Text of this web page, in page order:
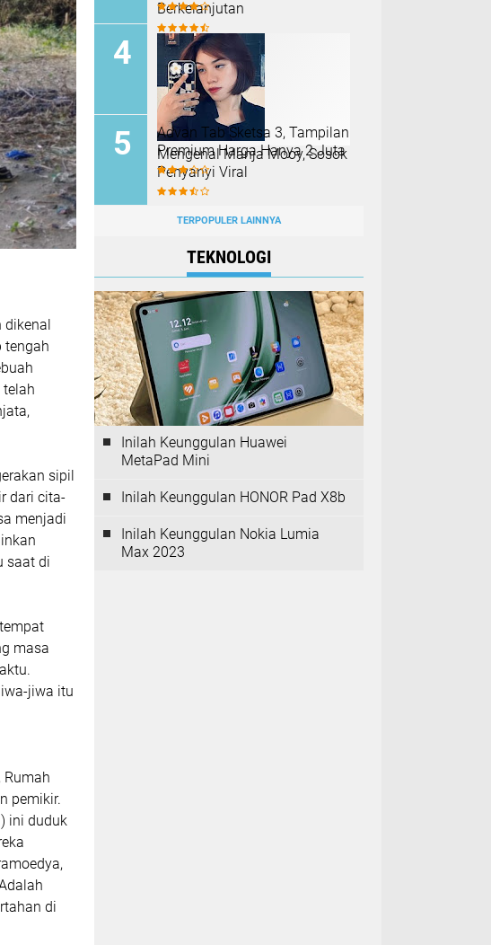
dikenal
tengah
sipil
dari cita-
menjadi
saat di
masa
jiwa itu
Rumah
pemikir.
ini duduk
di
Berkelanjutan
Mengenal Manja Mooy, Sosok
Penyanyi Viral
Advan Tab Sketsa 3, Tampilan
Premium Harga Hanya 2 Juta
TERPOPULER LAINNYA
TEKNOLOGI
Inilah Keunggulan Huawei
MetaPad Mini
Inilah Keunggulan HONOR Pad X8b
Inilah Keunggulan Nokia Lumia
Max 2023